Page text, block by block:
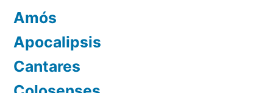
Amós
Apocalipsis
Cantares